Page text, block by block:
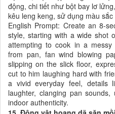
động, chi tiết như bột bay lơ
kêu leng keng, sử dụng màu
English Prompt: Create an 8-
style, starting with a wide shot
attempting to cook in a
from pan, fan wind blowing
slipping on the slick floor,
cut to him laughing hard with
a vivid everyday feel, details
laughter, clanging pan
indoor authenticity.